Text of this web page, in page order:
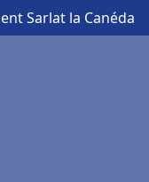
Sarlat la Canéda